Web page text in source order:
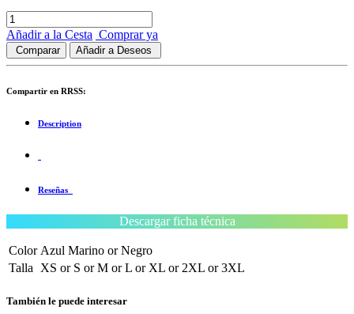
Añadir a la Cesta Comprar ya
Comparar Añadir a Deseos
Compartir en RRSS:
Description
Reseñas
Descargar ficha técnica
Color Azul Marino orNegro
Talla
XS or S orM orL or XL or 2XL or3XL
También le puede interesar